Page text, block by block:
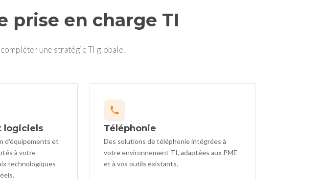
prise en charge TI
une stratégie TI globale.
logiciels
d'équipements et
à votre
technologiques
Téléphonie
Des solutions de téléphonie intégrées à
votre environnement TI, adaptées aux PME
et à vos outils existants.